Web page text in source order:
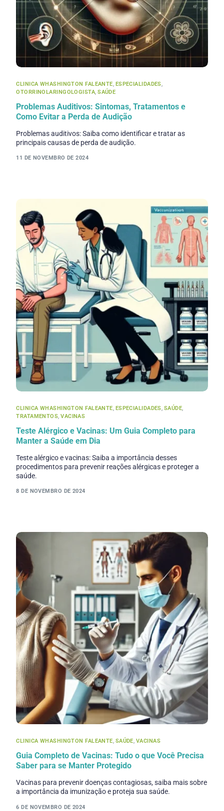
CLINICA WHASHINGTON FALEANTE, ESPECIALIDADES,
OTORRINOLARINGOLOGISTA,SAÚDE
Problemas Auditivos: Sintomas, Tratamentos e
Como Evitar a Perda de Audição
Problemas auditivos: Saiba como identificar e tratar as
principais causas de perda de audição.
11 DE NOVEMBRO DE 2024
CLINICA WHASHINGTON FALEANTE ESPECIALIDADES SAÚDE
TRATAMENTOS ,VACINAS
Teste Alérgico e Vacinas: Um Guia Completo para
Manter a Saúde em Dia
Teste alérgico e vacinas: Saiba a importância desses
procedimentos para prevenir reações alérgicas e proteger a
saúde.
8 DE NOVEMBRO DE 2024
CLINICA WHASHINGTON FALEANTE, SAÚDE, VACINAS
Guia Completo de Vacinas: Tudo o que Você Precisa
Saber para se Manter Protegido
Vacinas para prevenir doenças contagiosas, saiba mais sobre
a importância da imunização e proteja sua saúde.
6 DE NOVEMBRO DE 2024